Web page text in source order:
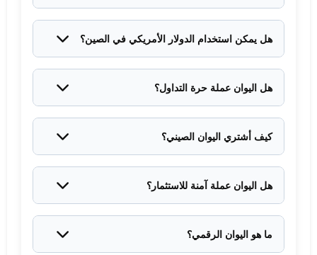
الشعب"، بينما "اليوان" يشير إلى وحدة القياس الأساسية
للعملة. مثل الفرق بين "الجنيه الإسترليني" و"الباوند".
هل يمكن استخدام الدولار الأمريكي في الصين؟
اليوان. لكن بعض الفنادق الكبرى ومراكز التسوق السياحية
قد تقبل الدولار (بسعر صرف غير مناسب عادة).
هل اليوان عملة حرة التداول؟
المال، وبنك الشعب الصيني يدير سعر الصرف ضمن نطاق
كيف أشتري اليوان الصيني؟
الصرافة، أو منصات التداول عبر الإنترنت. تأكد من مقارنة
الأسعار قبل التحويل.
هل اليوان عملة آمنة للاستثمار؟
التداول بشكل كامل. استشر خبير مالي قبل اتخاذ قرارات
استثمارية كبيرة.
ما هو اليوان الرقمي؟